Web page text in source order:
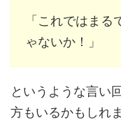
「これではま
ゃないか！」
というような言い
方もいるかもしれ